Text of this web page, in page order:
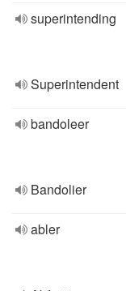
superintending
Superintendent
bandoleer
Bandolier
abler